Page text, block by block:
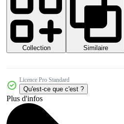
Collection
Similaire
Licence Pro Standard
Qu'est-ce que c'est ?
Plus d'infos